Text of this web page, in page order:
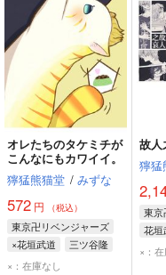
オレたちのタケミチが
こんなにもカワイイ。
獰猛熊猫堂 / みずな
572 円 （税込）
東京卍リベンジャーズ
×花垣武道
三ツ谷隆
龍宮寺堅
×：在庫なし
故人
獰猛
東
花垣
花
×：